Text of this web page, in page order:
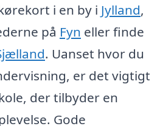
i en by i Jylland,
på Fyn eller finde
. Uanset hvor du
er det vigtigt
der tilbyder en
Gode